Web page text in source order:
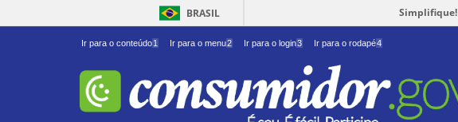
BRASIL Simplifique!
Ir para o conteúdo1 Ir para o menu2 Ir para o login3 Ir para o rodapé4